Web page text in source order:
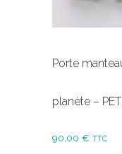
Porte
planète –
90,00 € TTC